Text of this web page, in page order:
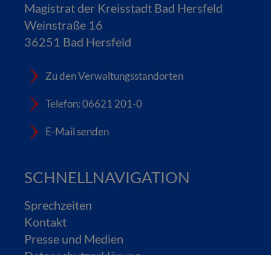
Magistrat der Kreisstadt Bad Hersfeld
Weinstraße 16
36251 Bad Hersfeld
Zu den Verwaltungsstandorten
Telefon: 06621 201-0
E-Mail senden
SCHNELLNAVIGATION
Sprechzeiten
Kontakt
Presse und Medien